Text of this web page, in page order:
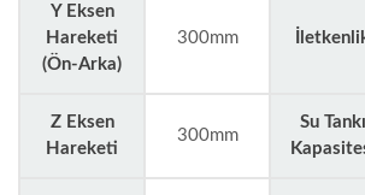
Y Eksen
Hareketi
(Ön-Arka)
300mm
Z Eksen
Hareketi
300mm
Su Tankı